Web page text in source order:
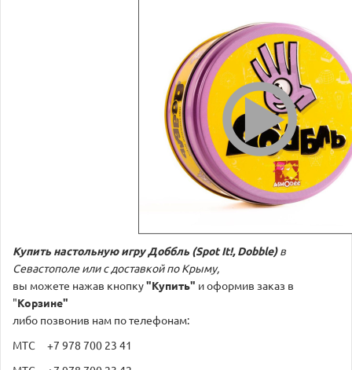
Купить настольную игруДоббль (Spot It!, Dobble) в
Севастополе или с доставкой по Крыму,
вы можете нажав кнопку"Купить" и оформив заказ в
"Корзине"
либо позвонив нам по телефонам:
МТС +7 978 700 23 41